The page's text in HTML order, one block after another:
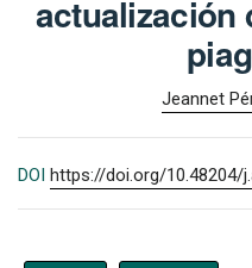
actualización
Jeannet
DOI https://doi.org/10.48204/